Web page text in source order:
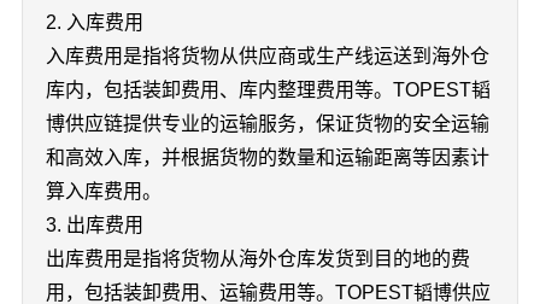
2. 入库费用
入库费用是指将货物从供应商或生产线运送到海外仓
库内，包括装卸费用、库内整理费用等。TOPEST韬
博供应链提供专业的运输服务，保证货物的安全运输
和高效入库，并根据货物的数量和运输距离等因素计
算入库费用。
3. 出库费用
出库费用是指将货物从海外仓库发货到目的地的费
用，包括装卸费用、运输费用等。TOPEST韬博供应